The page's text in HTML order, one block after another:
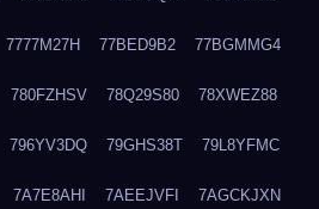
7777M27H 77BED9B2 77BGMMG4
780FZHSV 78Q29S80 78XWEZ88
796YV3DQ 79GHS38T 79L8YFMC
7A7E8AHI 7AEEJVFI 7AGCKJXN